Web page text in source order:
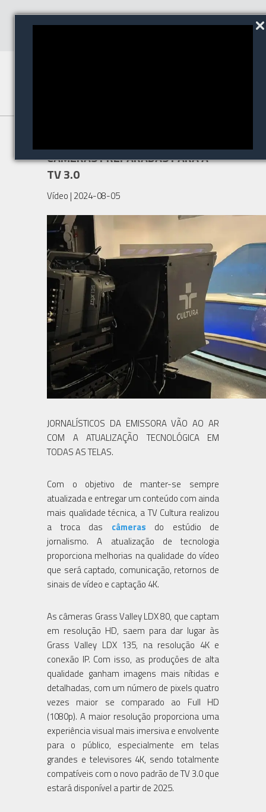
CÂMERAS PREPARADAS PARA A
TV 3.0
Vídeo | 2024-08-05
JORNALÍSTICOS DA EMISSORA VÃO AO AR
COM A ATUALIZAÇÃO TECNOLÓGICA EM
TODAS AS TELAS.
Com o objetivo de manter-se sempre
atualizada e entregar um conteúdo com ainda
mais qualidade técnica, a TV Cultura realizou
a troca das câmeras do estúdio de
jornalismo. A atualização de tecnologia
proporciona melhorias na qualidade do vídeo
que será captado, comunicação, retornos de
sinais de vídeo e captação 4K.
As câmeras Grass Valley LDX 80, que captam
em resolução HD, saem para dar lugar às
Grass Valley LDX 135, na resolução 4K e
conexão IP. Com isso, as produções de alta
qualidade ganham imagens mais nítidas e
detalhadas, com um número de pixels quatro
vezes maior se comparado ao Full HD
(1080p). A maior resolução proporciona uma
experiência visual mais imersiva e envolvente
para o público, especialmente em telas
grandes e televisores 4K, sendo totalmente
compatíveis com o novo padrão de TV 3.0 que
estará disponível a partir de 2025.